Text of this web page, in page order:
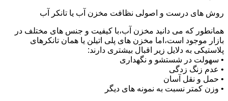
روش های درست و اصولی نظافت مخزن آب یا تانکر آب
همانطور که می دانید مخزن آب،با کیفیت و جنس های مختلف در
بازار موجود است،اما مخزن های پلی اتیلن یا همان تانکرهای
پلاستیکی به دلایل زیر اقبال بیشتری دارند:
• سهولت در شستشو و نگهداری
• عدم زنگ زدگی
• حمل و نقل آسان
• وزن کمتر نسبت به نمونه های دیگر